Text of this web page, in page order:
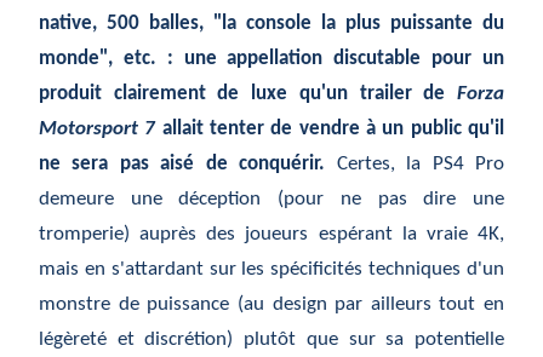
native, 500 balles, "la console la plus puissante du
monde", etc. : une appellation discutable pour un
produit clairement de luxe qu'un trailer de Forza
Motorsport 7allait tenter de vendreà un public qu'il
ne sera pas aisé de conquérir. Certes, la PS4 Pro
demeure une déception (pour ne pas dire une
tromperie) auprès des joueurs espérantla vraie 4K,
mais en s'attardant sur les spécificités techniques d'un
monstre de puissance (au design par ailleurs tout en
égèreté et discrétion) plutôt que sur sa potentielle